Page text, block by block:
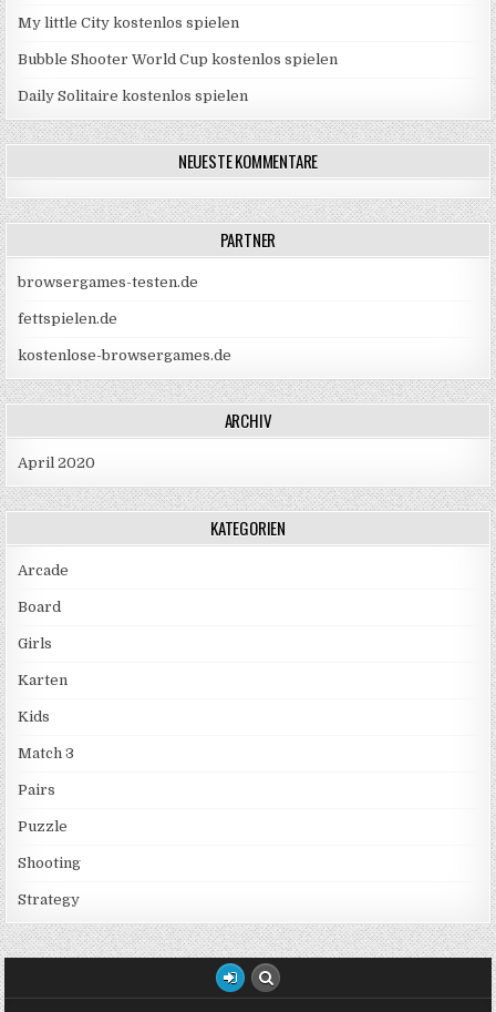
My little City kostenlos spielen
Bubble Shooter World Cup kostenlos spielen
Daily Solitaire kostenlos spielen
NEUESTE KOMMENTARE
PARTNER
browsergames-testen.de
fettspielen.de
kostenlose-browsergames.de
ARCHIV
April 2020
KATEGORIEN
Arcade
Board
Girls
Karten
Kids
Match 3
Pairs
Puzzle
Shooting
Strategy